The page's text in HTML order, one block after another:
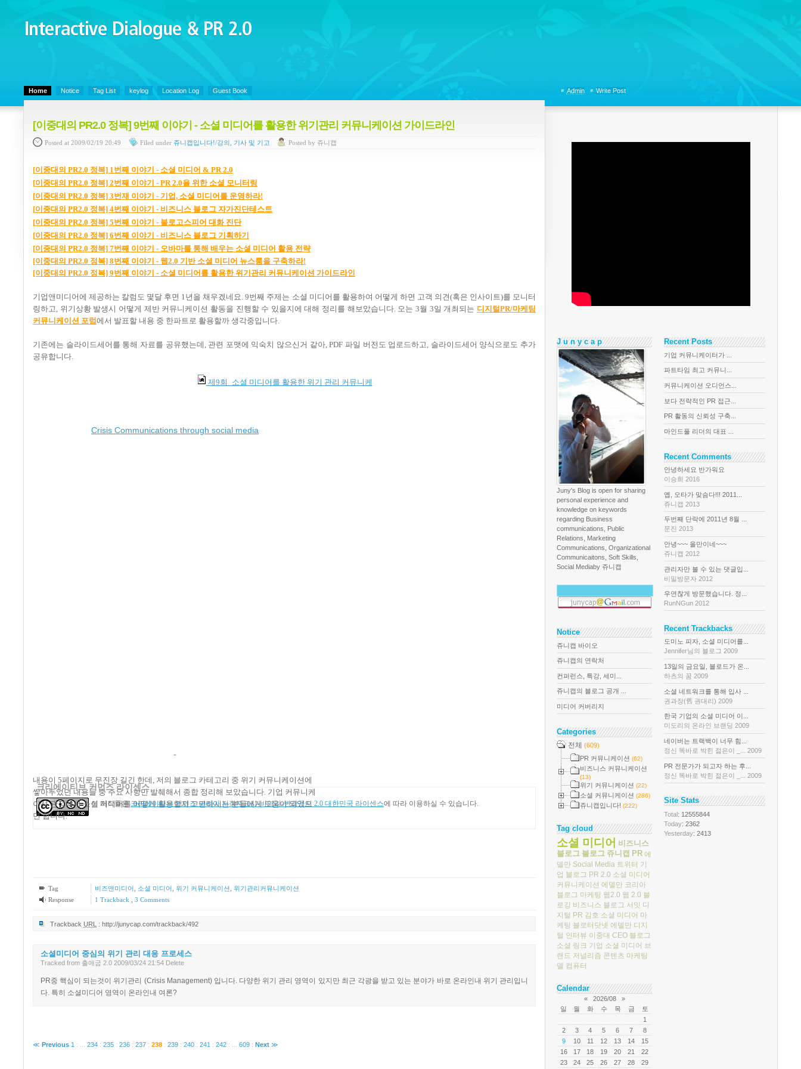
Interactive Dialogue &
PR 2.0
Home Notice Tag List keylog Location Log Guest Book
[이중대의 PR2.0 정복] 9번째 이야기 - 소셜 미디어를 활용한 위기관리 커뮤니케이션 가이드라인
Posted at 2009/02/19 20:49 Filed under 쥬니캡입니다!/강의, 기사 및 기고 Posted by 쥬니캡
[이중대의 PR2.0 정복] 1번째 이야기 - 소셜 미디어 & PR 2.0
[이중대의 PR2.0 정복] 2번째 이야기 - PR 2.0을 위한 소셜 모니터링
[이중대의 PR2.0 정복] 3번재 이야기 - 기업, 소셜 미디어를 운영하라!
[이중대의 PR2.0 정복] 4번째 이야기 - 비즈니스 블로그 자가진단테스트
[이중대의 PR2.0 정복] 5번째 이야기 - 블로고스피어 대화 진단
[이중대의 PR2.0 정복] 6번째 이야기 - 비즈니스 블로그 기획하기
[이중대의 PR2.0 정복] 7번째 이야기 - 오바마를 통해 배우는 소셜 미디어 활용 전략
[이중대의 PR2.0 정복] 8번째 이야기 - 웹2.0 기반 소셜 미디어 뉴스룸을 구축하라!
[이중대의 PR2.0 정복] 9번째 이야기 - 소셜 미디어를 활용한 위기관리 커뮤니케이션 가이드라인
기업앤미디어에 제공하는 칼럼도 몇달 후면 1년을 채우겠네요. 9번째 주제는 소셜 미디어를 활용하여 어떻게 하면 고객 의견(혹은 인사이트)를 모니터
링하고, 위기상황 발생시 어떻게 제반 커뮤니케이션 활동을 진행할 수 있을지에 대해 정리를 해보았습니다. 오는 3월 3일 개최되는 디지털PR/마케팅
커뮤니케이션 포럼 에서 발표할 내용 중 한파트로 활용할까 생각중입니다.
기존에는 슬라이드세어를 통해 자료를 공유했는데, 관련 포맷에 익숙치 않으신거 같아, PDF 파일 버전도 업로드하고, 슬라이드세어 양식으로도 추가
공유합니다.
제9회_소셜 미디어를 활용한 위기 관리 커뮤니케
Crisis Communications through social media
내용이 5페이지로 무진장 길긴 한데, 저의 블로그 카테고리 중 위기 커뮤니케이션에
쌓아두었던 내용들 중 주요 사항만 발췌해서 종합 정리해 보았습니다. 기업 커뮤니케
이션 관점에서 소셜 미디어를 어떻게 활용할지 고민하시는 분들에게 도움이 되었으
면 합니다.
크리에이티브 커먼즈 라이센스
이 저작물은크리에이티브 커먼즈 코리아 저작자표시-비영리-변경금지 2.0 대한민국 라이센스에 따라 이용하실 수 있습니다.
Tag 비즈앤미디어 소셜 미디어 위기 커뮤니케이션 위기관리커뮤니케이션
Response
1 Trackback 3 Comments
Trackback URL : http://junycap.com/trackback/492
소셜미디어 중심의 위기 관리 대응 프로세스
Tracked from 출애굽 2.0 2009/03/24 21:54 Delete
PR중 핵심이 되는것이 위기관리 (Crisis Management) 입니다. 다양한 위기 관리 영역이 있지만 최근 각광을 받고 있는 분야가 바로 온라인내 위기 관리입니
다. 특히 소셜미디어 영역이 온라인내 여론?
≪ Previous 1 : 234 : 235 : 236 : 237 : 238 : 239 : 240 : 241 : 242 : 609 : Next ≫
Admin Write Post
J u n y c a p
Juny's Blog is open for sharing
personal experience and
knowledge on keywords
regarding Business
communications, Public
Relations, Marketing
Communications, Organizational
Communicaitons, Soft Skills,
Social Mediaby 쥬니캡
Notice
쥬니캡 바이오
쥬니캡의 연락처
컨퍼런스, 특강, 세미...
쥬니캡의 블로그 공개 ...
미디어 커버리지
Categories
전체 (609)
PR 커뮤니케이션 (62)
비즈니스 커뮤니케이션
(13)
위기 커뮤니케이션 (22)
소셜 커뮤니케이션 (286)
쥬니캡입니다! (222)
Tag cloud
소셜 미디어 비즈니스
블로그 블로그 쥬니캡 PR 에
델만 Social Media 트위터 기
업 블로그 PR 2.0 소셜 미디어
커뮤니케이션 에델만 코리아
블로그 마케팅 웹2.0 웹 2.0 블
로깅 비즈니스 블로그 서밋 디
지털 PR 김호 소셜 미디어 마
케팅 블로터닷넷 에델만 디지
털 인터뷰 이중대 CEO 블로그
소셜 링크 기업 소셜 미디어 브
랜드 저널리즘 콘텐츠 마케팅
델 컴퓨터
Calendar
« 2026/08
»
일
월 화 수 목 금
토
1
2
3 4 5 6 7
8
9
10 11 12 13 14
15
16
17 18 19 20 21
22
23
24 25 26 27 28 29
Recent Posts
기업 커뮤니케이터가 ...
파트타임 최고 커뮤니...
커뮤니케이션 오디언스...
보다 전략적인 PR 접근...
PR 활동의 신뢰성 구축...
마인드풀 리더의 대표 ...
Recent Comments
안녕하세요 반가워요
이승희 2016
옙, 오타가 맞슴다!!! 2011...
쥬니캡 2013
두번째 단락에 2011년 8월 ...
문진 2013
안녕~~~ 올만이네~~~
쥬니캡 2012
관리자만 볼 수 있는 댓글입...
비밀방문자 2012
우연찮게 방문했습니다. 정...
RunNGun 2012
Recent Trackbacks
도미노 피자, 소셜 미디어를...
Jennifer님의 블로그 2009
13일의 금요일, 블로드가 온...
하츠의 꿈 2009
소셜 네트워크를 통해 입사 ...
권과장(舊 권대리) 2009
한국 기업의 소셜 미디어 이...
미도리의 온라인 브랜딩 2009
네이버는 트랙백이 너무 힘...
정신 똑바로 박힌 젊은이 _... 2009
PR 전문가가 되고자 하는 후...
정신 똑바로 박힌 젊은이 _... 2009
Site Stats
Total: 12555844
Today: 2362
Yesterday: 2413